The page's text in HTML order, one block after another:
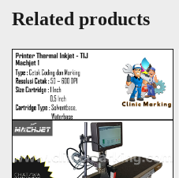
Related products